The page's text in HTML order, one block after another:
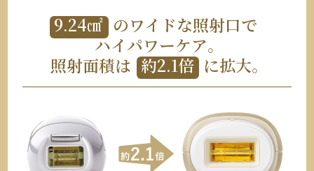
9.24㎠ のワイドな照射口で
ハイパワーケア。
照射面積は 約2.1倍 に拡大。